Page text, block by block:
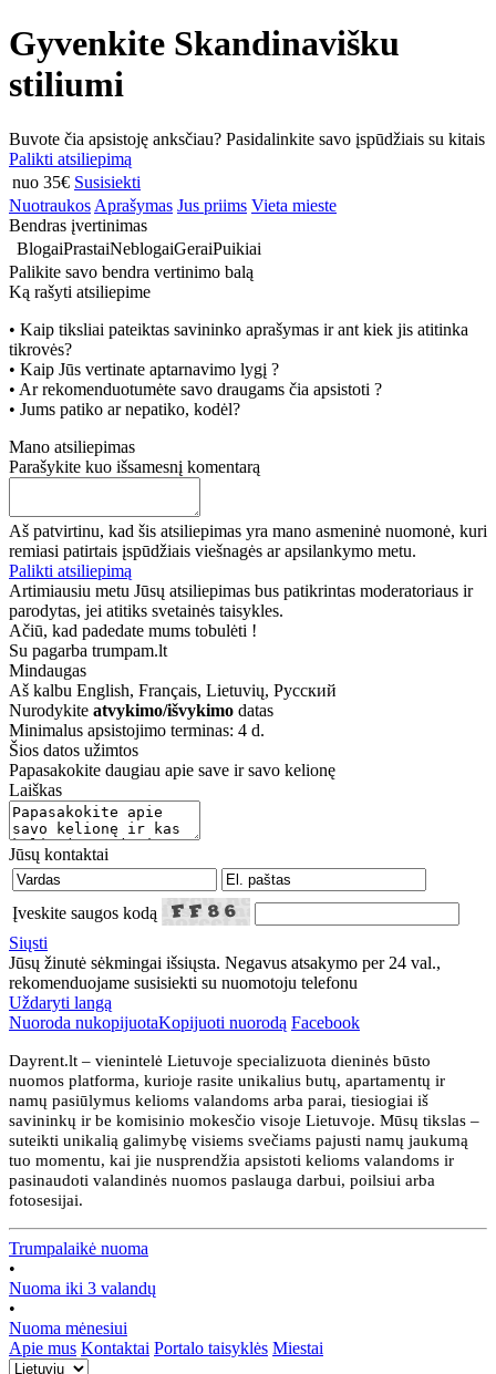
Gyvenkite Skandinavišku
stiliumi
Buvote čia apsistoję anksčiau? Pasidalinkite savo įspūdžiais su kitais
Palikti atsiliepimą
nuo 35€ Susisiekti
Nuotraukos Aprašymas Jus priims Vieta mieste
Bendras įvertinimas
BlogaiPrastaiNeblogaiGeraiPuikiai
Palikite savo bendra vertinimo balą
Ką rašyti atsiliepime
• Kaip tiksliai pateiktas savininko aprašymas ir ant kiek jis atitinka
tikrovės?
• Kaip Jūs vertinate aptarnavimo lygį ?
• Ar rekomenduotumėte savo draugams čia apsistoti ?
• Jums patiko ar nepatiko, kodėl?
Mano atsiliepimas
Parašykite kuo išsamesnį komentarą
Aš patvirtinu, kad šis atsiliepimas yra mano asmeninė nuomonė, kuri
remiasi patirtais įspūdžiais viešnagės ar apsilankymo metu.
Palikti atsiliepimą
Artimiausiu metu Jūsų atsiliepimas bus patikrintas moderatoriaus ir
parodytas, jei atitiks svetainės taisykles.
Ačiū, kad padedate mums tobulėti !
Su pagarba trumpam.lt
Mindaugas
Aš kalbu English, Français, Lietuvių, Русский
Nurodykite atvykimo/išvykimo datas
Minimalus apsistojimo terminas: 4 d.
Šios datos užimtos
Papasakokite daugiau apie save ir savo kelionę
Laiškas
Jūsų kontaktai
Įveskite saugos kodą
Siųsti
Jūsų žinutė sėkmingai išsiųsta. Negavus atsakymo per 24 val.,
rekomenduojame susisiekti su nuomotoju telefonu
Uždaryti langą
Nuoroda nukopijuotaKopijuoti nuorodą Facebook
Dayrent.lt – vienintelė Lietuvoje specializuota dieninės būsto
nuomos platforma, kurioje rasite unikalius butų, apartamentų ir
namų pasiūlymus kelioms valandoms arba parai, tiesiogiai iš
savininkų ir be komisinio mokesčio visoje Lietuvoje. Mūsų tikslas –
suteikti unikalią galimybę visiems svečiams pajusti namų jaukumą
tuo momentu, kai jie nusprendžia apsistoti kelioms valandoms ir
pasinaudoti valandinės nuomos paslauga darbui, poilsiui arba
fotosesijai.
Trumpalaikė nuoma
•
Nuoma iki 3 valandų
•
Nuoma mėnesiui
Apie mus Kontaktai Portalo taisyklės Miestai